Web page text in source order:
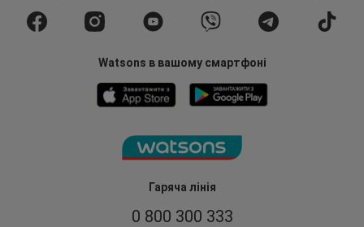
Гаряча лінія
0 800 300 333
Watsons в вашому смартфоні